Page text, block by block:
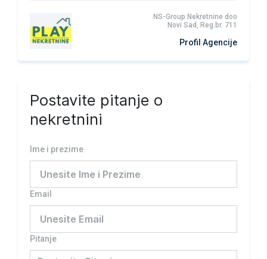
NS-Group Nekretnine doo
Novi Sad, Reg.br. 711
Profil Agencije
Postavite pitanje o
nekretnini
Ime i prezime
Email
Pitanje